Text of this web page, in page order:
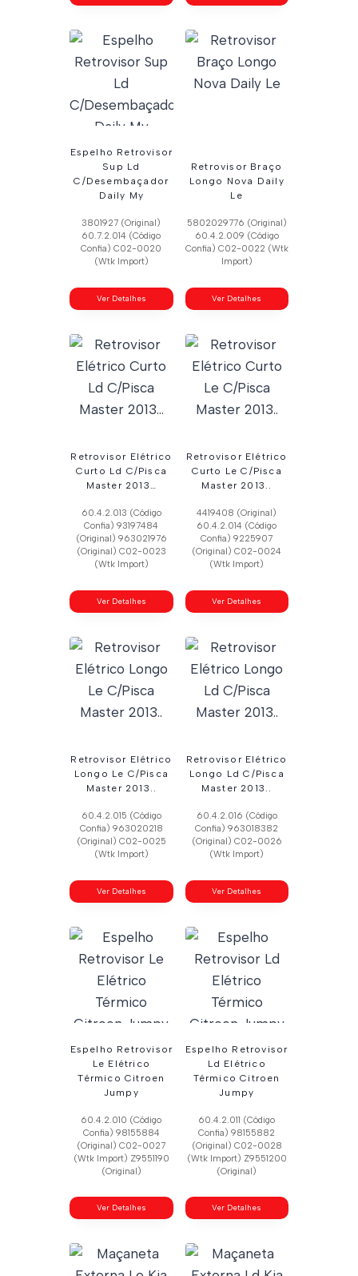
Espelho Retrovisor
Sup Ld
C/Desembaçador
Daily My
3801927 (Original)
60.7.2.014 (Código
Confia) C02-0020
(Wtk Import)
Ver Detalhes
Retrovisor Braço
Longo Nova Daily
Le
5802029776 (Original)
60.4.2.009 (Código
Confia) C02-0022 (Wtk
Import)
Ver Detalhes
Retrovisor Elétrico
Curto Ld C/Pisca
Master 2013…
60.4.2.013 (Código
Confia) 93197484
(Original) 963021976
(Original) C02-0023
(Wtk Import)
Ver Detalhes
Retrovisor Elétrico
Curto Le C/Pisca
Master 2013..
4419408 (Original)
60.4.2.014 (Código
Confia) 9225907
(Original) C02-0024
(Wtk Import)
Ver Detalhes
Retrovisor Elétrico
Longo Le C/Pisca
Master 2013..
60.4.2.015 (Código
Confia) 963020218
(Original) C02-0025
(Wtk Import)
Ver Detalhes
Retrovisor Elétrico
Longo Ld C/Pisca
Master 2013..
60.4.2.016 (Código
Confia) 963018382
(Original) C02-0026
(Wtk Import)
Ver Detalhes
Espelho Retrovisor
Le Elétrico
Térmico Citroen
Jumpy
60.4.2.010 (Código
Confia) 98155884
(Original) C02-0027
(Wtk Import) Z9551190
(Original)
Ver Detalhes
Espelho Retrovisor
Ld Elétrico
Térmico Citroen
Jumpy
60.4.2.011 (Código
Confia) 98155882
(Original) C02-0028
(Wtk Import) Z9551200
(Original)
Ver Detalhes